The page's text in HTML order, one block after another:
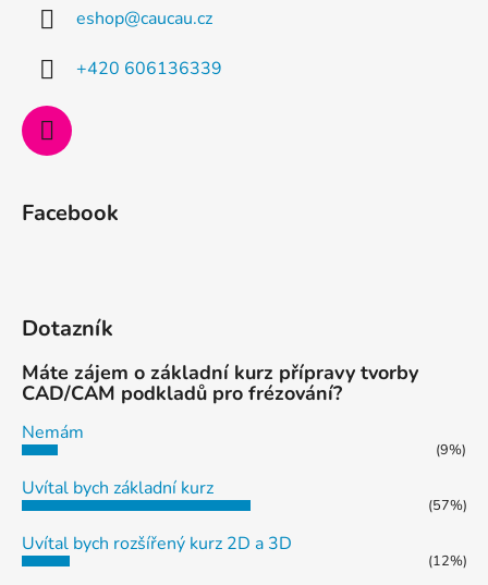
eshop@caucau.cz
+420 606136339
Facebook
Dotazník
Máte zájem o základní kurz přípravy tvorby
CAD/CAM podkladů pro frézování?
Nemám
(9%)
Uvítal bych základní kurz
(57%)
Uvítal bych rozšířený kurz 2D a 3D
(12%)